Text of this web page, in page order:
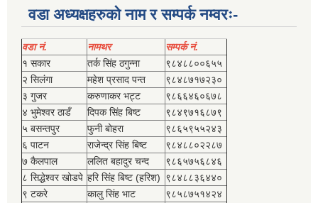
वडा अध्यक्षहरुको नाम र सम्पर्क नम्वरः-
वडा नं. नामथर
सम्पर्क नं.
१ सकार
तर्क सिंह ठगुन्‍ना
९८४८८००६५५
२ सिलंगा
महेश प्रसाद पन्त
९८४८७१७२३०
३ गुजर
करुणाकर भट्ट
९८६६४६०६७८
४ भुमेश्‍वर ठाडँ
दिपक सिंह बिष्‍ट
९८४९७१६८७९
५ बसन्तपुर
फुनी बोहरा
९८६५९५५२४३
६ पाटन
राजेन्द्र सिंह बिष्‍ट
९८४८८०२२८७
७ कैलपाल
ललित बहादुर चन्द
९८६५७५६८४६
८ सिद्धेश्‍वर खोडपे हरि सिंह बिष्‍ट (हरिश) ९८४८८३६४४०
९ टकरे
कालु सिंह भाट
९८५८७५१४२४